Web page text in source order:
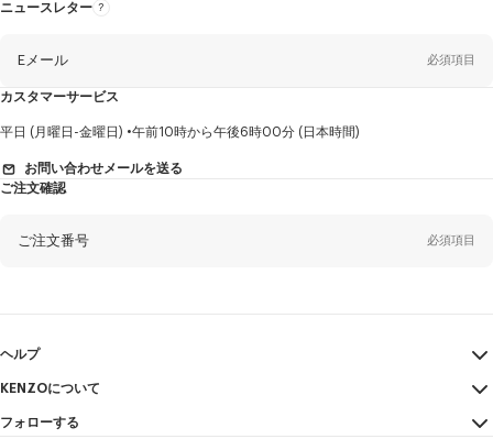
ニュースレター
ニ
に
つ
Eメール 必須項目
性
姓* 必須項目
カスタマーサービス
平日 (月曜日-金曜日) 午前10時から午後6時00分 (日本時間)
お問い合わせメールを送る
ご注文確認
ご注文番号 必須項目
ヘルプ
マイアカウント
サイズガイド
KENZOについて
利用規約
フォローする